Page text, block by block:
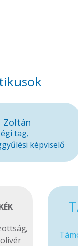
Zoltán
tag,
képviselő
,